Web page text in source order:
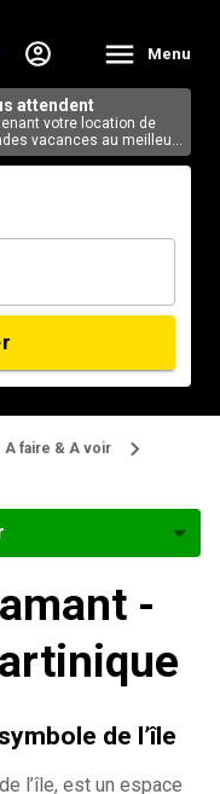
Menu
attendent
votre location de
vacances au meilleur
A faire & A voir
-
de l’île
l’île, est un espace